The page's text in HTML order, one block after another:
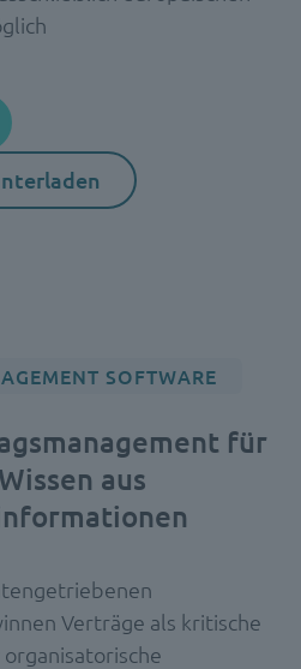
SOFTWARE
für
aus
Verträge als kritische